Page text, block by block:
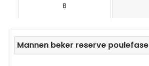
B
Mannen beker reserve poulefase